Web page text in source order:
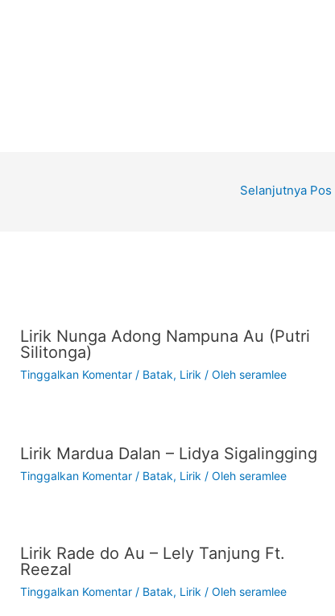
Selanjutnya Pos
Lirik Nunga Adong Nampuna Au (Putri
Silitonga)
Tinggalkan Komentar / Batak, Lirik / Oleh seramlee
Lirik Mardua Dalan – Lidya Sigalingging
Tinggalkan Komentar / Batak, Lirik / Oleh seramlee
Lirik Rade do Au – Lely Tanjung Ft.
Reezal
Tinggalkan Komentar / Batak, Lirik / Oleh seramlee